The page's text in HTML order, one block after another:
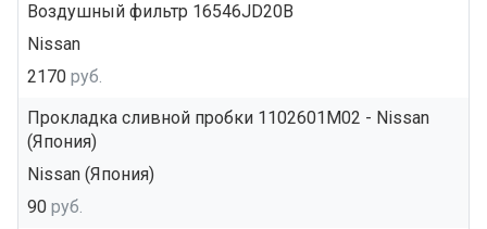
Воздушный фильтр 16546JD20B
Nissan
2170 руб.
Прокладка сливной пробки 1102601M02 - Nissan
(Япония)
Nissan (Япония)
90 руб.